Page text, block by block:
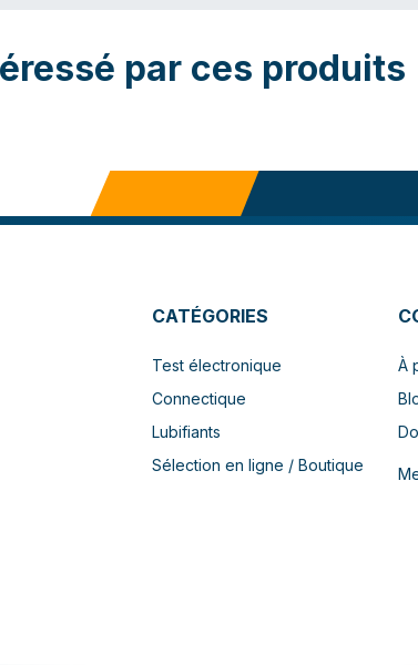
par ces produits
CATÉGORIES
Test électronique
Connectique
Lubifiants
Sélection en ligne / Boutique
À